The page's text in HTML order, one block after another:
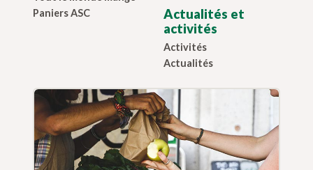
Paniers ASC
Actualités et
activités
Activités
Actualités